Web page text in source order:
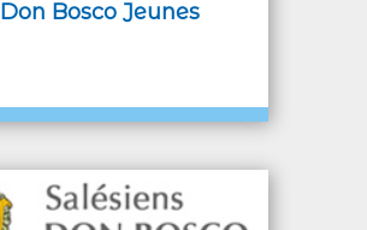
Don Bosco Jeunes